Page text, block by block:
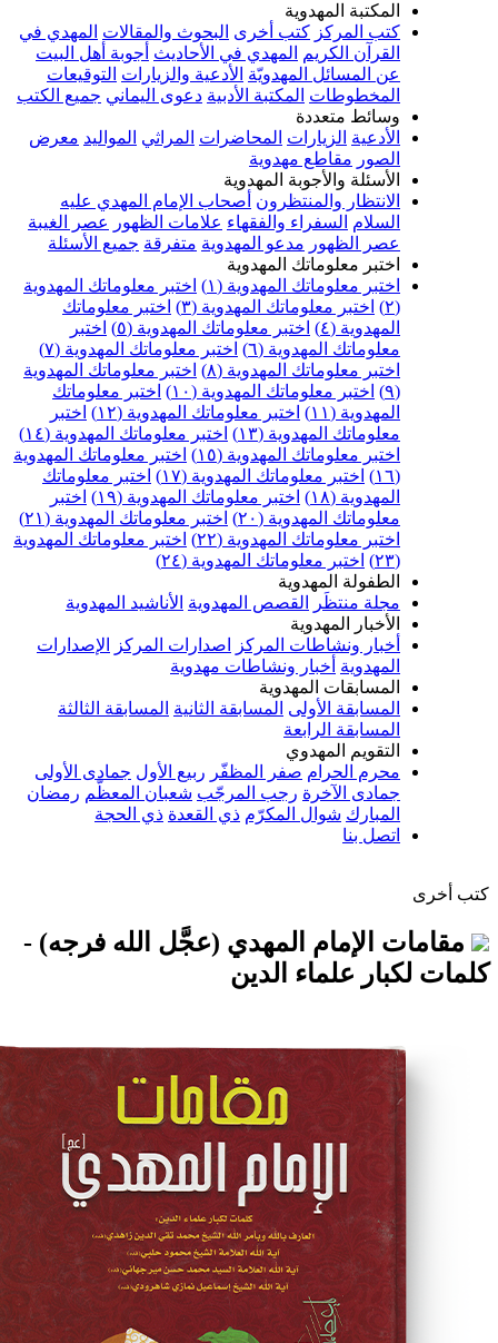
المهدوية
كتب أخرى البحوث والمقالات المهدي في
المهدي في الأحاديث أجوبة أهل البيت
المسائل المهدويّة الأدعية والزيارات التوقيعات
المكتبة الأدبية دعوى اليماني جميع الكتب
متعددة
الزيارات المحاضرات المراثي المواليد معرض
مقاطع مهدوية
والأجوبة المهدوية
والمنتظرون أصحاب الإمام المهدي عليه
السفراء والفقهاء علامات الظهور عصر الغيبة
مدعو المهدوية متفرقة جميع الأسئلة
معلوماتك المهدوية
معلوماتك المهدوية (١)
اختبر معلوماتك المهدوية
اختبر معلوماتك المهدوية (٣)
اختبر معلوماتك
اختبر معلوماتك المهدوية (٥)
اختبر
المهدوية (٦)
اختبر معلوماتك المهدوية (٧)
معلوماتك المهدوية (٨)
اختبر معلوماتك المهدوية
اختبر معلوماتك المهدوية (١٠)
اختبر معلوماتك
اختبر معلوماتك المهدوية (١٢)
اختبر
المهدوية (١٣)
اختبر معلوماتك المهدوية (١٤)
معلوماتك المهدوية (١٥)
اختبر معلوماتك المهدوية
اختبر معلوماتك المهدوية (١٧)
اختبر معلوماتك
اختبر معلوماتك المهدوية (١٩)
اختبر
المهدوية (٢٠)
اختبر معلوماتك المهدوية (٢١)
معلوماتك المهدوية (٢٢)
اختبر معلوماتك المهدوية
اختبر معلوماتك المهدوية (٢٤)
المهدوية
منتظَر
القصص المهدوية الأناشيد المهدوية
المهدوية
ونشاطات المركز اصدارات المركز الإصدارات
أخبار ونشاطات مهدوية
المهدوية
الأولى المسابقة الثانية المسابقة الثالثة
الرابعة
المهدوي
الحرام
صفر المظفّر ربيع الأول جمادى الأولى
رجب المرجّب شعبان المعظّم رمضان
شوال المكرّم ذي القعدة ذي الحجة
الإمام المهدي (عجَّل الله فرجه) -
علماء الدين